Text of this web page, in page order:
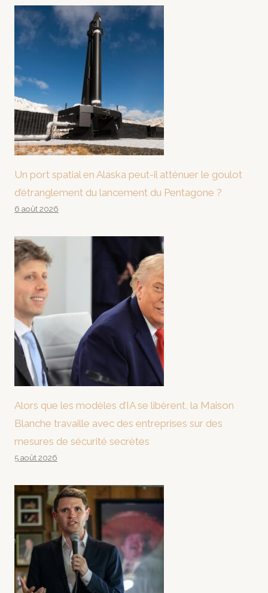
Un port spatial en Alaska peut-il atténuer le goulot
d’étranglement du lancement du Pentagone ?
6 août 2026
Alors que les modèles d’IA se libèrent, la Maison
Blanche travaille avec des entreprises sur des
mesures de sécurité secrètes
5 août 2026